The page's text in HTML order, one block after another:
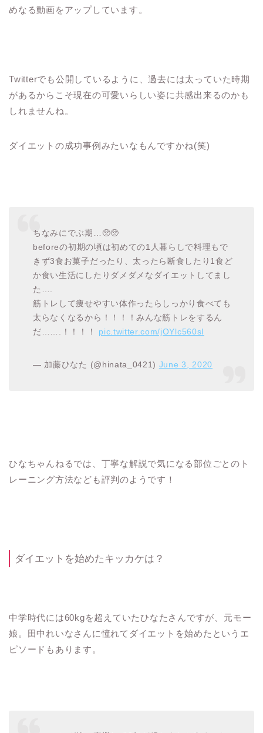
めなる動画をアップしています。
Twitterでも公開しているように、過去には太っていた時期
があるからこそ現在の可愛いらしい姿に共感出来るのかも
しれませんね。
ダイエットの成功事例みたいなもんですかね(笑)
ちなみにでぶ期…🥺🥺
beforeの初期の頃は初めての1人暮らしで料理もで
きず3食お菓子だったり、太ったら断食したり1食ど
か食い生活にしたりダメダメなダイエットしてまし
た….
筋トレして痩せやすい体作ったらしっかり食べても
太らなくなるから！！！！みんな筋トレをするん
だ…….！！！！ pic.twitter.com/jOYlc560sI
— 加藤ひなた (@hinata_0421) June 3, 2020
ひなちゃんねるでは、丁寧な解説で気になる部位ごとのト
レーニング方法なども評判のようです！
ダイエットを始めたキッカケは？
中学時代には60kgを超えていたひなたさんですが、元モー
娘。田中れいなさんに憧れてダイエットを始めたというエ
ピソードもあります。